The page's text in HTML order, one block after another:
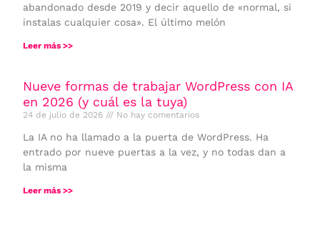
abandonado desde 2019 y decir aquello de «normal, si
instalas cualquier cosa». El último melón
Leer más >>
Nueve formas de trabajar WordPress con IA
en 2026 (y cuál es la tuya)
24 de julio de 2026 No hay comentarios
La IA no ha llamado a la puerta de WordPress. Ha
entrado por nueve puertas a la vez, y no todas dan a
la misma
Leer más >>